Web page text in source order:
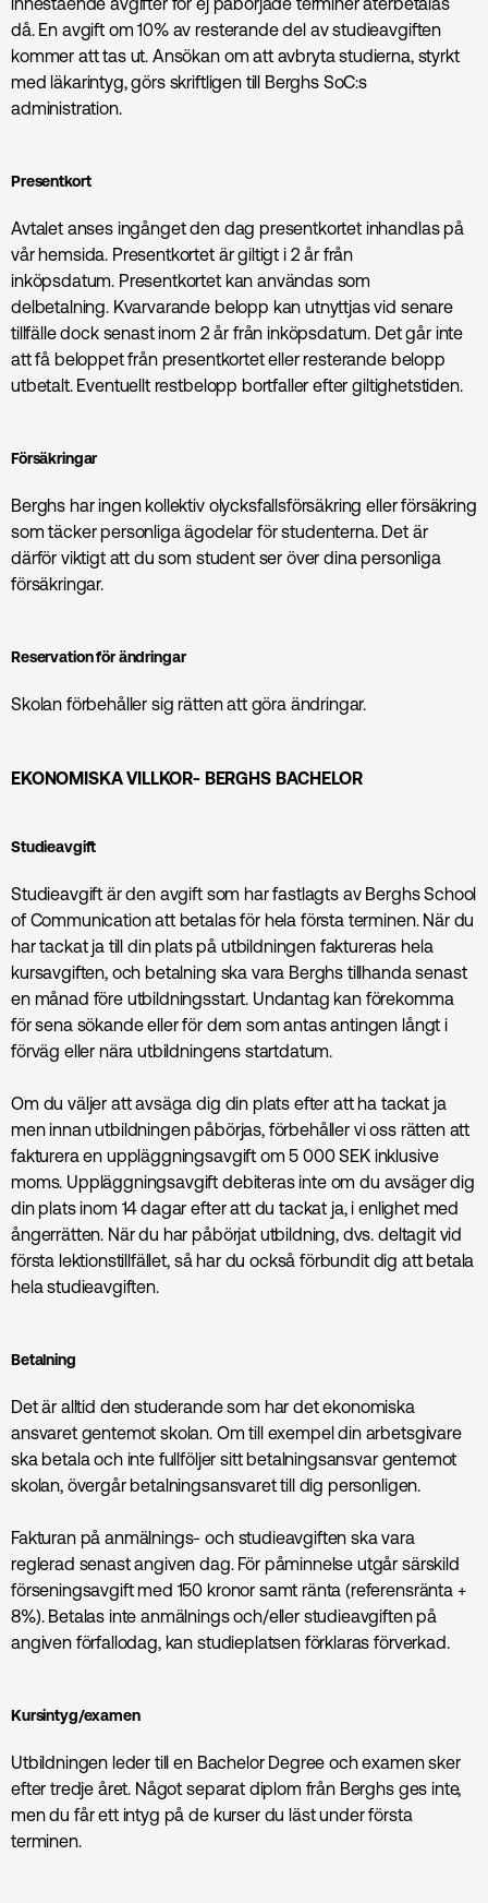
då. En avgift om 10% av resterande del av studieavgiften
kommer att tas ut. Ansökan om att avbryta studierna, styrkt
med läkarintyg, görs skriftligen till Berghs SoC:s
administration.
Presentkort
Avtalet anses ingånget den dagpresentkortetinhandlas på
vår hemsida. Presentkortetär giltigt i 2 år från
inköpsdatum. Presentkortetkan användas som
delbetalning. Kvarvarande belopp kan utnyttjas vid senare
tillfälle dock senast inom 2 år från inköpsdatum. Det går inte
att få beloppet från presentkorteteller resterande belopp
utbetalt. Eventuellt restbelopp bortfaller efter giltighetstiden.
Försäkringar
Berghs har ingen kollektiv olycksfallsförsäkring eller försäkring
som täcker personliga ägodelar för studenterna. Det är
därför viktigt att du som student ser över dina personliga
försäkringar.
Reservation för ändringar
Skolan förbehåller sig rätten att göra ändringar.
EKONOMISKA VILLKOR- BERGHS BACHELOR
Studieavgift
Studieavgift är den avgift som har fastlagts av Berghs School
of Communication att betalas för hela första terminen. När du
har tackat ja till din plats på utbildningen faktureras hela
kursavgiften, och betalning ska vara Berghs tillhanda senast
en månad före utbildningsstart. Undantag kan förekomma
för sena sökande eller för dem som antas antingen långt i
förväg eller nära utbildningens startdatum.
Om du väljer att avsäga dig din plats efter att ha tackat ja
men innan utbildningen påbörjas, förbehåller vi oss rätten att
fakturera en uppläggningsavgift om 5 000 SEK inklusive
moms. Uppläggningsavgift debiteras inte om du avsäger dig
din plats inom 14 dagar efter att du tackat ja, i enlighet med
ångerrätten. När du har påbörjat utbildning, dvs. deltagit vid
första lektionstillfället, så har du också förbundit dig att betala
hela studieavgiften.
Betalning
Det är alltid den studerande som har det ekonomiska
ansvaret gentemot skolan. Om till exempel din arbetsgivare
ska betala och inte fullföljer sitt betalningsansvar gentemot
skolan, övergår betalningsansvaret till dig personligen.
Fakturan på anmälnings- och studieavgiften ska vara
reglerad senast angiven dag. För påminnelse utgår särskild
förseningsavgift med 150 kronor samt ränta (referensränta +
8%). Betalas inte anmälnings och/eller studieavgiften på
angiven förfallodag, kan studieplatsen förklaras förverkad.
Kursintyg/examen
Utbildningen leder till en Bachelor Degree och examen sker
efter tredje året. Något separat diplom från Berghs ges inte,
men du får ett intyg på de kurser du läst under första
terminen.